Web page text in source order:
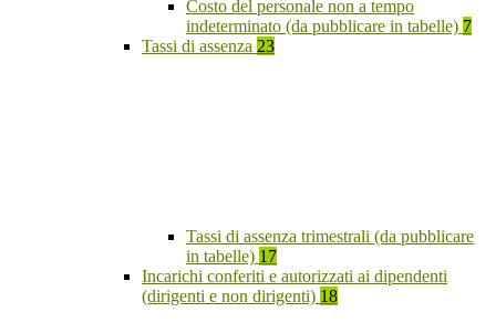
Costo del personale non a tempo
indeterminato (da pubblicare in tabelle) 7
Tassi di assenza 23
Tassi di assenza trimestrali (da pubblicare
in tabelle) 17
Incarichi conferiti e autorizzati ai dipendenti
(dirigenti e non dirigenti) 18